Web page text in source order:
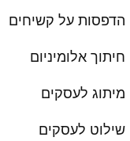
הדפסות על קשיחים
חיתוך אלומיניום
מיתוג לעסקים
שילוט לעסקים